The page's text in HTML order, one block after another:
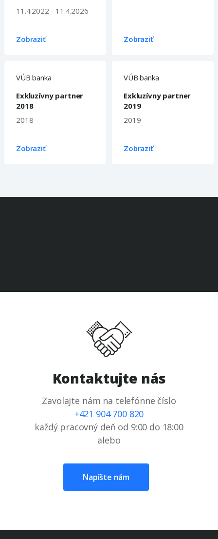
11.4.2022 - 11.4.2026
Zobraziť Zobraziť
VÚB banka
Exkluzívny partner
2018
2018
Zobraziť
VÚB banka
Exkluzívny partner
2019
2019
Zobraziť
Kontaktujte nás
Zavolajte nám na telefónne číslo
+421 904 700 820
každý pracovný deň od 9:00 do 18:00
alebo
Napíšte nám